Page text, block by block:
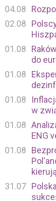
04.08
02.08
01.08
do
01.08
01.08
w
01.08
ENG
01.08
31.07